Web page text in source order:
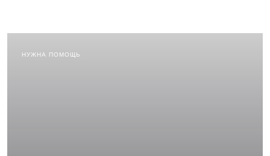
НУЖНА ПОМОЩЬ